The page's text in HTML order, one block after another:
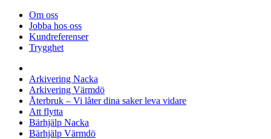
Om oss
Jobba hos oss
Kundreferenser
Trygghet
Arkivering Nacka
Arkivering Värmdö
Återbruk – Vi låter dina saker leva vidare
Att flytta
Bärhjälp Nacka
Bärhjälp Värmdö